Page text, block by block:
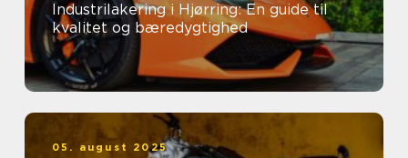
Industrilakering i Hjørring: En guide til
kvalitet og bæredygtighed
05. august 2025